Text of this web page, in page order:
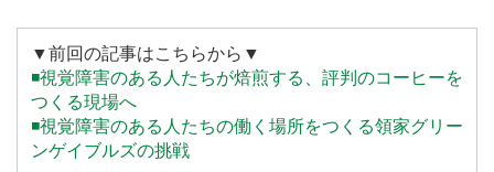
▼前回の記事はこちらから▼
◾️視覚障害のある人たちが焙煎する、評判のコーヒーを
つくる現場へ
◾️視覚障害のある人たちの働く場所をつくる領家グリー
ンゲイブルズの挑戦